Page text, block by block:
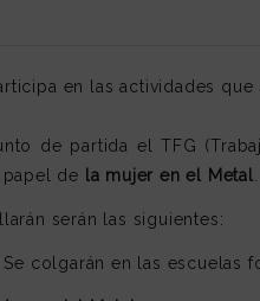
en las actividades
de partida el TFG
de la mujer en el Metal
serán las siguientes:
colgarán en las escuelas